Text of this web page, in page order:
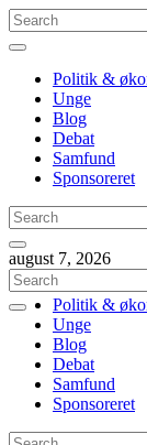
Politik &
Unge
Blog
Debat
Samfund
Sponsoreret
august 7, 2026
Politik &
Unge
Blog
Debat
Samfund
Sponsoreret